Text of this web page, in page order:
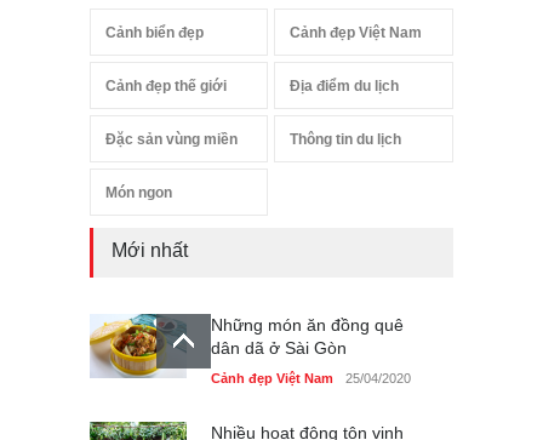
Cảnh biển đẹp Cảnh đẹp Việt Nam
Cảnh đẹp thế giới Địa điểm du lịch
Đặc sản vùng miền Thông tin du lịch
Món ngon
Mới nhất
Những món ăn đồng quê
dân dã ở Sài Gòn
Cảnh đẹp Việt Nam 25/04/2020
Nhiều hoạt động tôn vinh